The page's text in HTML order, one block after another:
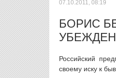
07.10.2011, 08:19
БОРИС
Российский
своему иску к